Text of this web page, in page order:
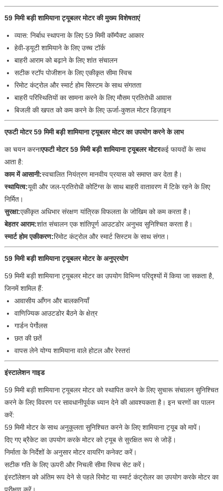
59 मिमी बड़ी शामियाना ट्यूबलर मोटर की मुख्य विशेषताएं
व्यास: निर्बाध स्थापना के लिए 59 मिमी कॉम्पैक्ट आकार
हेवी-ड्यूटी शामियाने के लिए उच्च टॉर्क
बाहरी आराम को बढ़ाने के लिए शांत संचालन
सटीक स्टॉप पोजीशन के लिए एकीकृत सीमा स्विच
रिमोट कंट्रोल और स्मार्ट होम सिस्टम के साथ संगतता
बाहरी परिस्थितियों का सामना करने के लिए मौसम प्रतिरोधी आवास
बिजली की खपत को कम करने के लिए ऊर्जा-कुशल मोटर डिज़ाइन
एफटी मोटर 59 मिमी बड़ी शामियाना ट्यूबलर मोटर का उपयोग करने के लाभ
का चयन करनाएफटी मोटर 59 मिमी बड़ी शामियाना ट्यूबलर मोटरकई फायदों के साथ
आता है:
काम में आसानी:स्वचालित नियंत्रण मानवीय प्रयास को समाप्त कर देता है।
स्थायित्व:यूवी और जल-प्रतिरोधी कोटिंग्स के साथ बाहरी वातावरण में टिके रहने के लिए
निर्मित।
सुरक्षा:एकीकृत अधिभार संरक्षण यांत्रिक विफलता के जोखिम को कम करता है।
बेहतर आराम:शांत संचालन एक शांतिपूर्ण आउटडोर अनुभव सुनिश्चित करता है।
स्मार्ट होम एकीकरण:रिमोट कंट्रोल और स्मार्ट सिस्टम के साथ संगत।
59 मिमी बड़ी शामियाना ट्यूबलर मोटर के अनुप्रयोग
59 मिमी बड़ी शामियाना ट्यूबलर मोटर का उपयोग विभिन्न परिदृश्यों में किया जा सकता है,
जिनमें शामिल हैं:
आवासीय आँगन और बालकनियाँ
वाणिज्यिक आउटडोर बैठने के क्षेत्र
गार्डन पेर्गोलस
छत की छतें
वापस लेने योग्य शामियाना वाले होटल और रेस्तरां
इंस्टालेशन गाइड
59 मिमी बड़ी शामियाना ट्यूबलर मोटर को स्थापित करने के लिए सुचारू संचालन सुनिश्चित
करने के लिए विवरण पर सावधानीपूर्वक ध्यान देने की आवश्यकता है। इन चरणों का पालन
करें:
59 मिमी मोटर के साथ अनुकूलता सुनिश्चित करने के लिए शामियाना ट्यूब को मापें।
दिए गए ब्रैकेट का उपयोग करके मोटर को ट्यूब से सुरक्षित रूप से जोड़ें।
निर्माता के निर्देशों के अनुसार मोटर वायरिंग कनेक्ट करें।
सटीक गति के लिए ऊपरी और निचली सीमा स्विच सेट करें।
इंस्टॉलेशन को अंतिम रूप देने से पहले रिमोट या स्मार्ट कंट्रोलर का उपयोग करके मोटर का
परीक्षण करें।